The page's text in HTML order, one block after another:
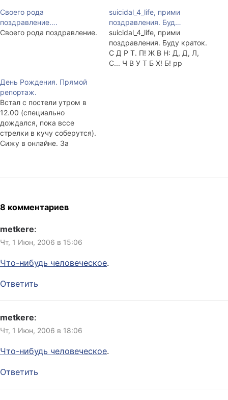
Своего рода
поздравление….
Своего рода поздравление.
suicidal_4_life, прими
поздравления. Буд…
suicidal_4_life, прими
поздравления. Буду краток.
С Д Р Т. П! Ж В Н: Д, Д, Л,
С... Ч В У Т Б Х! Б! pp
День Рождения. Прямой
репортаж.
Встал с постели утром в
12.00 (специально
дождался, пока вссе
стрелки в кучу соберутся).
Сижу в онлайне. За
шкафа. Уже написал
попрошение на работу. Уже
получил одно
поздравление. Хотя нет, не
одно... Тааак. 3+1+1+1+1+1
8 комментариев
metkere:
Чт, 1 Июн, 2006 в 15:06
Что-нибудь человеческое.
Ответить
metkere:
Чт, 1 Июн, 2006 в 18:06
Что-нибудь человеческое.
Ответить